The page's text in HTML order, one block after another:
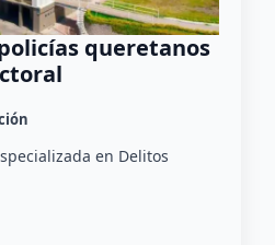
queretanos
en Delitos